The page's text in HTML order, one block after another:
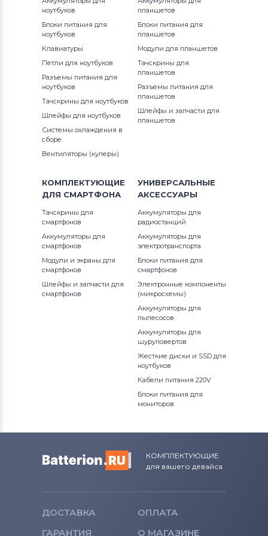
Fujitsu
Аккумуляторы для ноутбуков
Аккумуляторы для ноутбуков
Аккумуляторы для ноутбуков
Аккумуляторы для ноутбуков
Аккумуляторы для ноутбуков NEC
Аккумуляторы для ноутбуков
Huawei
Аккумуляторы для ноутбуков
Roverbook
Аккумуляторы для ноутбуков
Аккумуляторы для ноутбуковAcer
Аккумуляторы для ноутбуковAsus
RF Series
SF Series
XE Series
ноутбуков
Блоки питания для
ноутбуков
Клавиатуры
Петли для ноутбуков
Разъемы питания для
ноутбуков
Тачскрины для ноутбуков
Шлейфы для ноутбуков
Системы охлаждения в
сборе
Вентиляторы (кулеры)
планшетов
Блоки питания для
планшетов
Модули для планшетов
Тачскрины для
планшетов
Разъемы питания для
планшетов
Шлейфы и запчасти для
планшетов
КОМПЛЕКТУЮЩИЕ
ДЛЯ СМАРТФОНА
Тачскрины для
смартфонов
Аккумуляторы для
смартфонов
Модули и экраны для
смартфонов
Шлейфы и запчасти для
смартфонов
УНИВЕРСАЛЬНЫЕ
АКСЕССУАРЫ
Аккумуляторы для
радиостанций
Аккумуляторы для
электротранспорта
Блоки питания для
смартфонов
Электронные компоненты
(микросхемы)
Аккумуляторы для
пылесосов
Аккумуляторы для
шуруповертов
Жесткие диски и SSD для
ноутбуков
Кабели питания 220V
Блоки питания для
мониторов
КОМПЛЕКТУЮЩИЕ
для вашего девайса
ДОСТАВКА
ОПЛАТА
ГАРАНТИЯ
О МАГАЗИНЕ